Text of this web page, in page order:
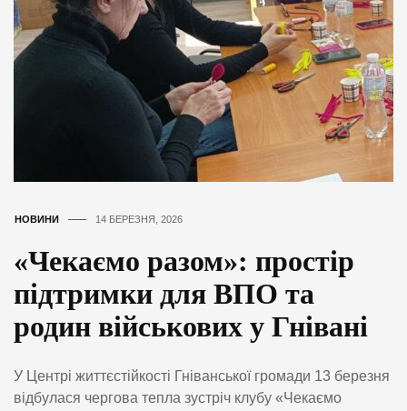
НОВИНИ 14 БЕРЕЗНЯ, 2026
«Чекаємо разом»: простір
підтримки для ВПО та
родин військових у Гнівані
У Центрі життєстійкості Гніванської громади 13 березня
відбулася чергова тепла зустріч клубу «Чекаємо